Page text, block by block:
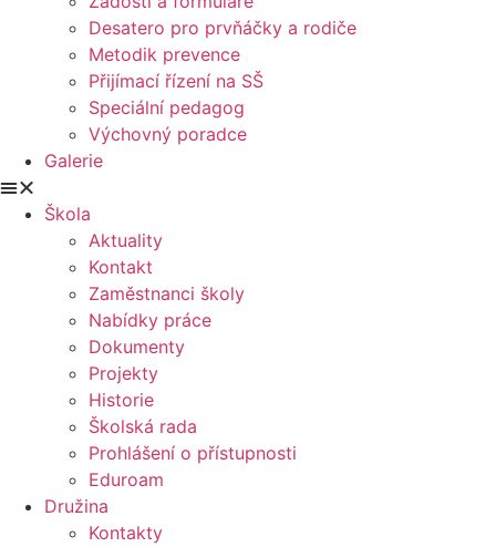
Desatero pro prvňáčky a rodiče
Metodik prevence
Přijímací řízení na SŠ
Speciální pedagog
Výchovný poradce
Galerie
Škola
Aktuality
Kontakt
Zaměstnanci školy
Nabídky práce
Dokumenty
Projekty
Historie
Školská rada
Prohlášení o přístupnosti
Eduroam
Družina
Kontakty